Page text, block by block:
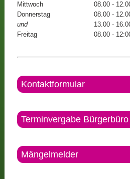
Mittwoch
08.00 -
Donnerstag
08.00 -
und
13.00 -
Freitag
08.00 -
Kontaktformular
Terminvergabe Bürgerbüro
Mängelmelder